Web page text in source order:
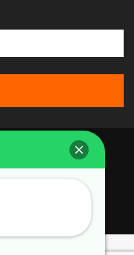
All Rights Reserved.